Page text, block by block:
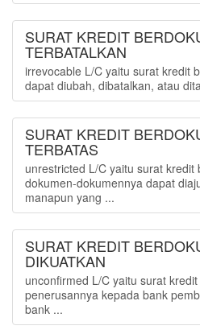
SURAT KREDIT
TERBATALKAN
irrevocable L/C yaitu surat kredit
dapat diubah, dibatalkan, atau
SURAT KREDIT
TERBATAS
unrestricted L/C yaitu surat
dokumen-dokumennya dapat
manapun yang ...
SURAT KREDIT
DIKUATKAN
unconfirmed L/C yaitu surat
penerusannya kepada bank
bank ...